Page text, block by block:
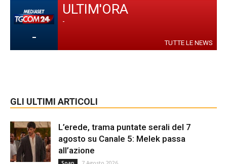
-
ULTIM'ORA
-
TUTTE LE NEWS
GLI ULTIMI ARTICOLI
L’erede, trama puntate serali del 7
agosto su Canale 5: Melek passa
all’azione